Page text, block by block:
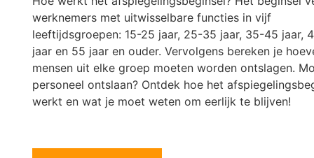
werknemers met uitwisselbare functies in vijf
leeftijdsgroepen: 15-25 jaar, 25-35 jaar, 35-45 jaar,
jaar en 55 jaar en ouder. Vervolgens bereken je
mensen uit elke groep moeten worden ontslagen.
personeel ontslaan? Ontdek hoe het
werkt en wat je moet weten om eerlijk te blijven!